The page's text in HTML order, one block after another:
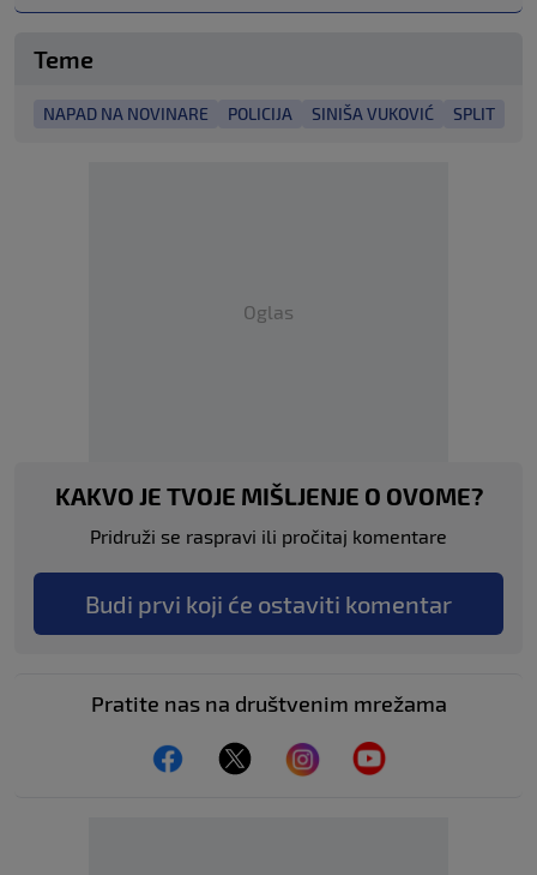
Teme
NAPAD NA NOVINARE POLICIJA SINIŠA VUKOVIĆ SPLIT
Oglas
KAKVO JE TVOJE MIŠLJENJE O OVOME?
Pridruži se raspravi ili pročitaj komentare
Budi prvi koji će ostaviti komentar
Pratite nas na društvenim mrežama